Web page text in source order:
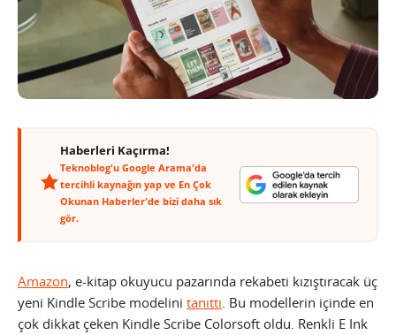
Haberleri Kaçırma!
Teknoblog'u Google Arama'da
tercihli kaynağın yap ve En Çok
Okunan Haberler'de bizi daha sık
gör.
Amazon, e-kitap okuyucu pazarında rekabeti kızıştıracak üç
yeni Kindle Scribe modelini tanıttı. Bu modellerin içinde en
çok dikkat çeken Kindle Scribe Colorsoft oldu. Renkli E Ink